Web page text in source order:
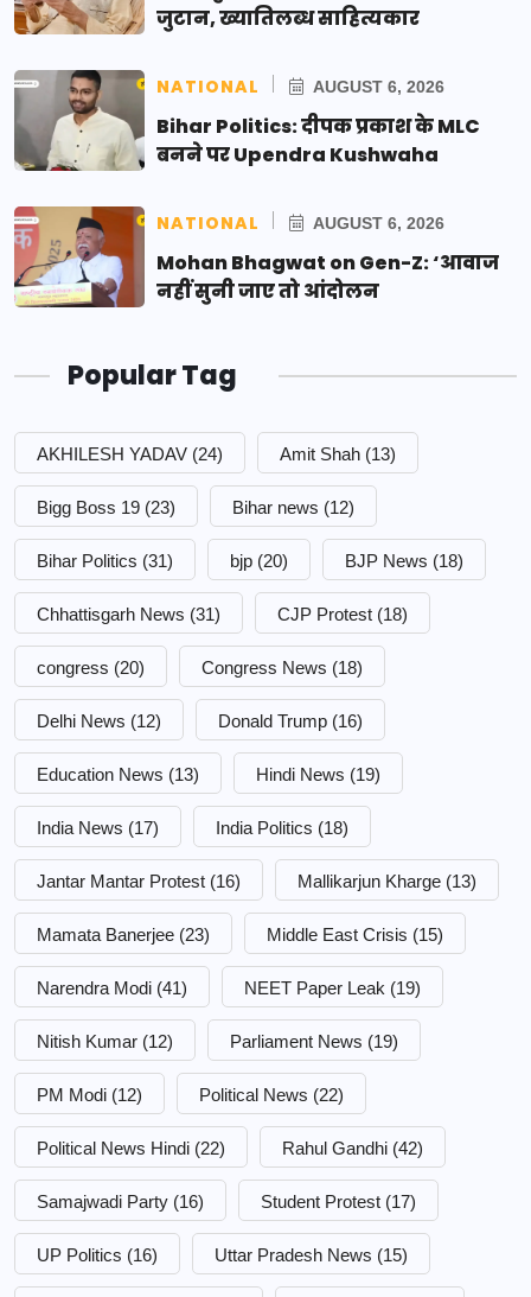
जुटान, ख्यातिलब्ध साहित्यकार
NATIONAL AUGUST 6, 2026
Bihar Politics: दीपक प्रकाश के MLC
बनने पर Upendra Kushwaha
NATIONAL AUGUST 6, 2026
Mohan Bhagwat on Gen-Z: ‘आवाज
नहीं सुनी जाए तो आंदोलन
Popular Tag
AKHILESH YADAV (24) Amit Shah (13)
Bigg Boss 19 (23) Bihar news (12)
Bihar Politics (31) bjp (20) BJP News (18)
Chhattisgarh News (31) CJP Protest (18)
congress (20) Congress News (18)
Delhi News (12) Donald Trump (16)
Education News (13) Hindi News (19)
India News (17) India Politics (18)
Jantar Mantar Protest (16) Mallikarjun Kharge (13)
Mamata Banerjee (23) Middle East Crisis (15)
Narendra Modi (41) NEET Paper Leak (19)
Nitish Kumar (12) Parliament News (19)
PM Modi (12) Political News (22)
Political News Hindi (22) Rahul Gandhi (42)
Samajwadi Party (16) Student Protest (17)
UP Politics (16) Uttar Pradesh News (15)